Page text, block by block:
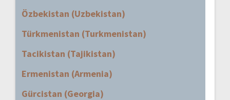
Özbekistan (Uzbekistan)
Türkmenistan (Turkmenistan)
Tacikistan (Tajikistan)
Ermenistan (Armenia)
Gürcistan (Georgia)